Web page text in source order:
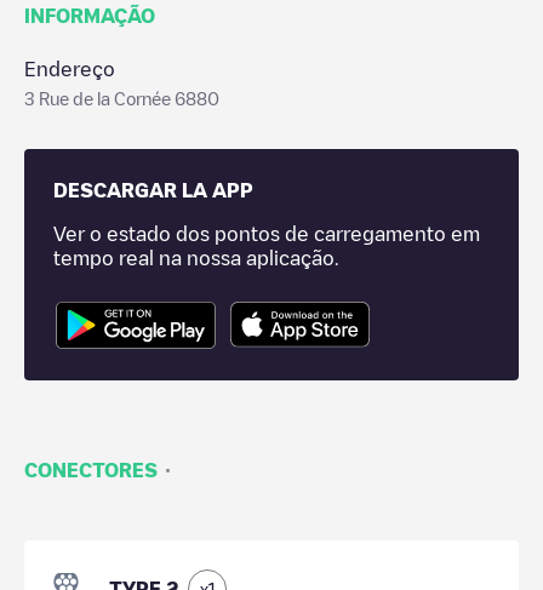
INFORMAÇÃO
Endereço
3 Rue de la Cornée 6880
DESCARGAR LA APP
Ver o estado dos pontos de carregamento em
tempo real na nossa aplicação.
CONECTORES ·